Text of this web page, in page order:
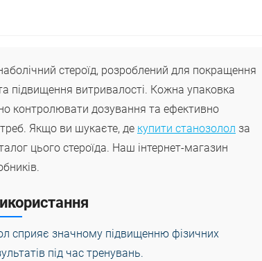
стероїд, розроблений для покращення
підвищення витривалості. Кожна упаковка
контролювати дозування та ефективно
Якщо ви шукаєте, де купити станозолол за
цього стероїда. Наш інтернет-магазин
сприяє значному підвищенню фізичних
під час тренувань.